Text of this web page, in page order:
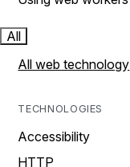
All
All web technology
TECHNOLOGIES
Accessibility
HTTP